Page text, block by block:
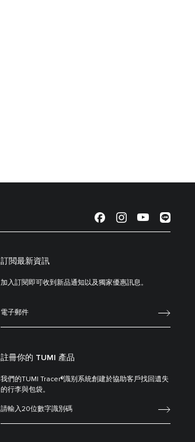
訂閲最新資訊
加入訂閱即可收到新品通知以及獨家優惠訊息。
註冊你的 TUMI 產品
我們的TUMI Tracer®識别系統創建於協助客戶找回遺失
的行李與包袋。